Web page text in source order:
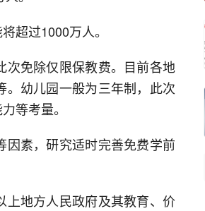
超过1000万人。
次免除仅限保教费。目前各地
。幼儿园一般为三年制，此次
等考量。
因素，研究适时完善免费学前
上地方人民政府及其教育、价